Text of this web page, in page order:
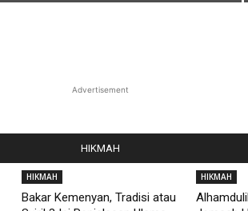
Advertisement
HIKMAH
HIKMAH
Bakar Kemenyan, Tradisi atau
HIKMAH